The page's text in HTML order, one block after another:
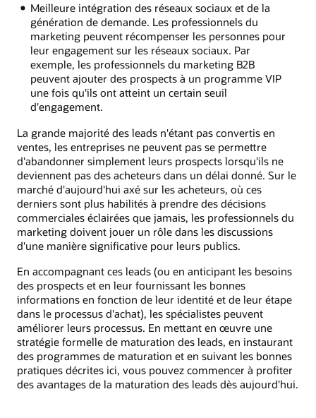
Meilleure intégration des réseaux sociaux et de la
génération de demande. Les professionnels du
marketing peuvent récompenser les personnes pour
leur engagement sur les réseaux sociaux. Par
exemple, les professionnels du marketing B2B
peuvent ajouter des prospects à un programme VIP
une fois qu'ils ont atteint un certain seuil
d'engagement.
La grande majorité des leads n'étant pas convertis en
ventes, les entreprises ne peuvent pas se permettre
d'abandonner simplement leurs prospects lorsqu'ils ne
deviennent pas des acheteurs dans un délai donné. Sur le
marché d'aujourd'hui axé sur les acheteurs, où ces
derniers sont plus habilités à prendre des décisions
commerciales éclairées que jamais, les professionnels du
marketing doivent jouer un rôle dans les discussions
d'une manière significative pour leurs publics.
En accompagnant ces leads (ou en anticipant les besoins
des prospects et en leur fournissant les bonnes
informations en fonction de leur identité et de leur étape
dans le processus d'achat), les spécialistes peuvent
améliorer leurs processus. En mettant en œuvre une
stratégie formelle de maturation des leads, en instaurant
des programmes de maturation et en suivant les bonnes
pratiques décrites ici, vous pouvez commencer à profiter
des avantages de la maturation des leads dès aujourd'hui.